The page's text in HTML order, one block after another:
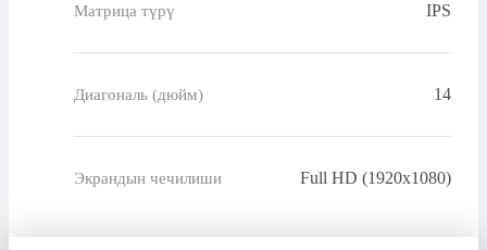
Матрица түрү IPS
Диагональ (дюйм) 14
Экрандын чечилиши Full HD (1920x1080)